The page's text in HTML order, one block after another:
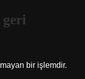
bir işlemdir.